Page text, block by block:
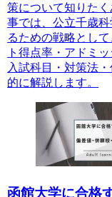
策について知りた
事では、公立千歳
るための戦略とし
ト得点率・アドミ
入試科目・対策法
的に解説します。
函館大学に合格